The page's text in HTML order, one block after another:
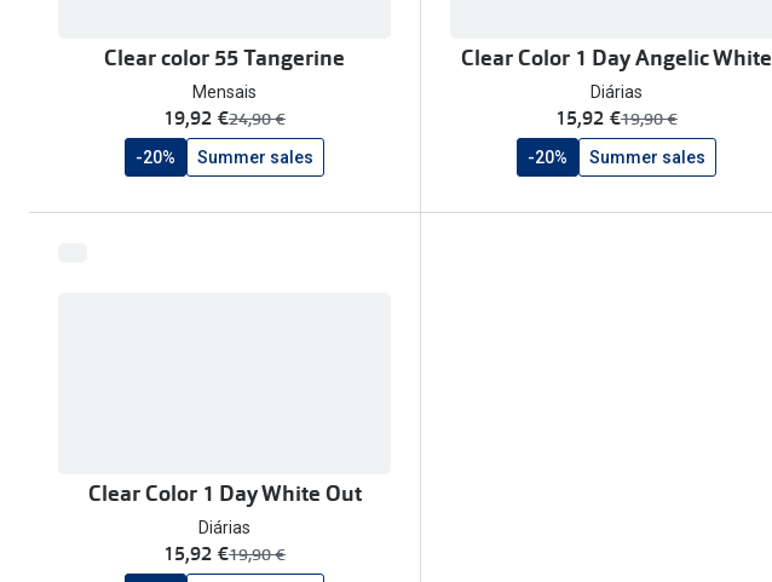
Clear color 55 Tangerine
Mensais
agora:
19,92 €era:
24,90 €
-20% Summer sales
Clear Color 1 Day Angelic White
Diárias
agora:
15,92 €era:
19,90 €
-20% Summer sales
Clear Color 1 Day White Out
Diárias
agora:
15,92 €era:
19,90 €